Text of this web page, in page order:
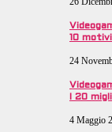
10
24
I 20
4 Maggio